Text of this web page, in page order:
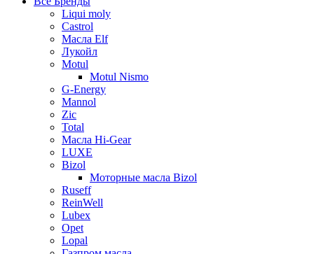
Liqui moly
Castrol
Масла Elf
Лукойл
Motul
Motul Nismo
G-Energy
Mannol
Zic
Total
Масла Hi-Gear
LUXE
Bizol
Моторные масла Bizol
Ruseff
ReinWell
Lubex
Opet
Lopal